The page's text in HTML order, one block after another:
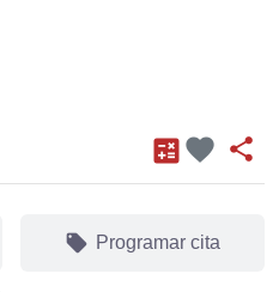
calculatefavorite share
local_offer Programar cita